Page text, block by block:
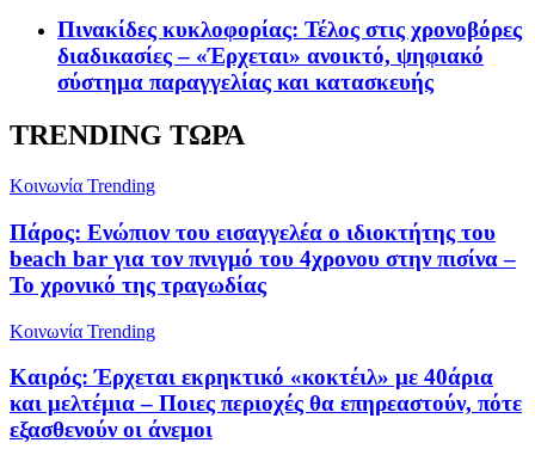
Πινακίδες κυκλοφορίας: Τέλος στις χρονοβόρες
διαδικασίες – «Έρχεται» ανοικτό, ψηφιακό
σύστημα παραγγελίας και κατασκευής
TRENDING ΤΩΡΑ
Κοινωνία Trending
Πάρος: Ενώπιον του εισαγγελέα ο ιδιοκτήτης του
beach bar για τον πνιγμό του 4χρονου στην πισίνα –
Το χρονικό της τραγωδίας
Κοινωνία Trending
Καιρός: Έρχεται εκρηκτικό «κοκτέιλ» με 40άρια
και μελτέμια – Ποιες περιοχές θα επηρεαστούν, πότε
εξασθενούν οι άνεμοι